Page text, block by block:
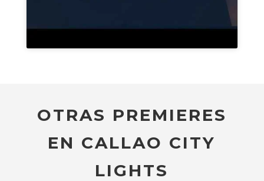
OTRAS PREMIERES
EN CALLAO CITY
LIGHTS